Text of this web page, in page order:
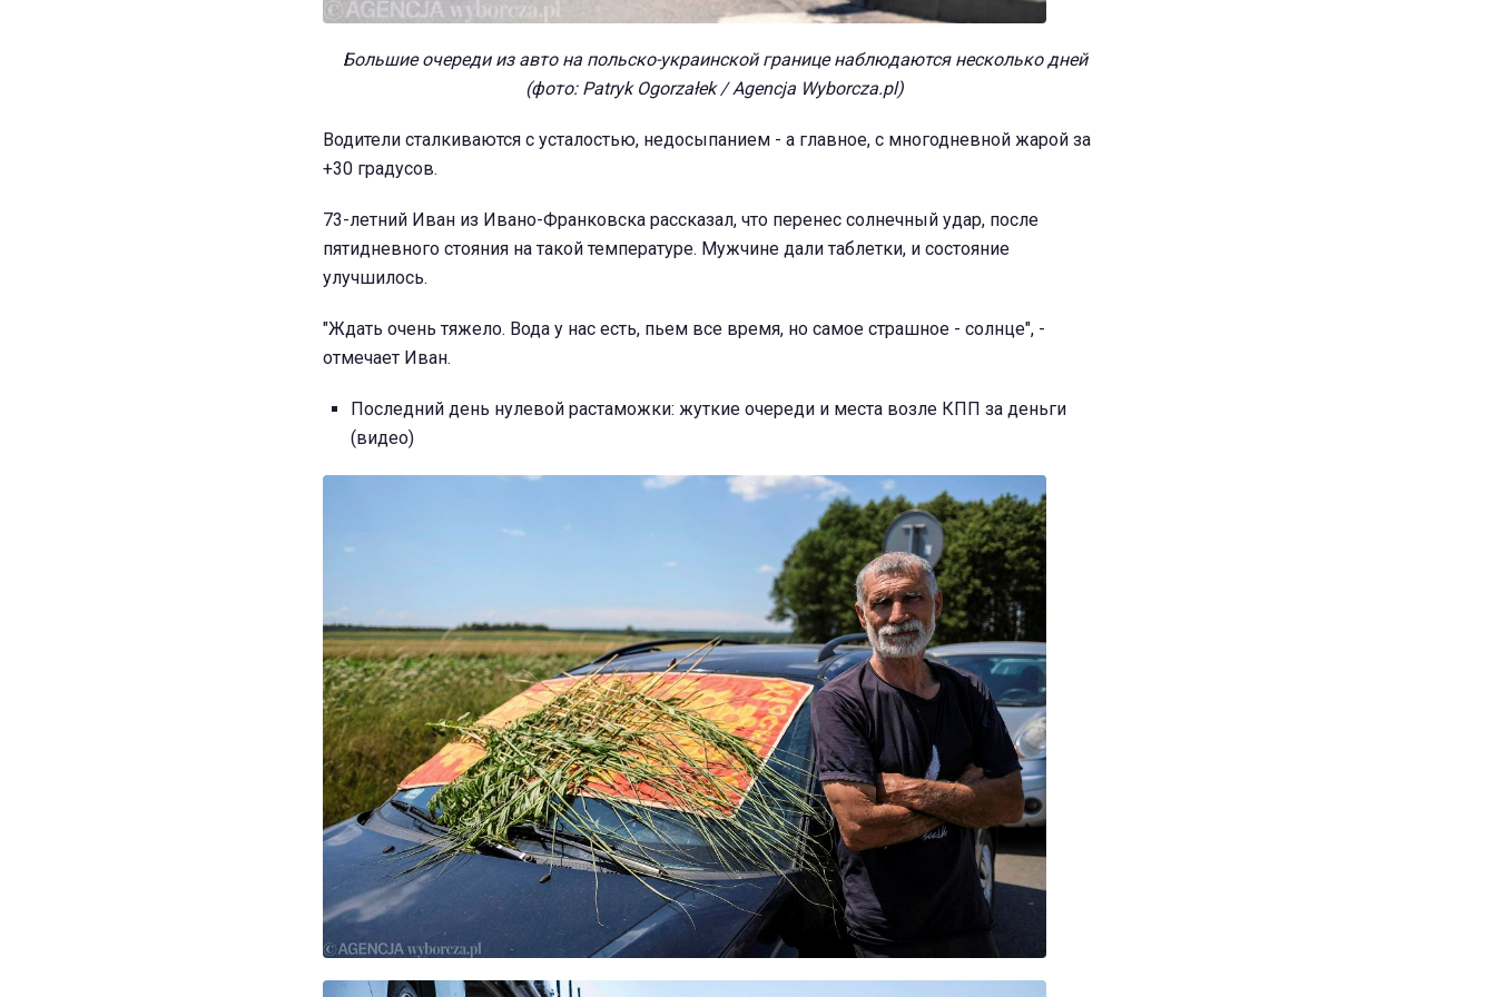
Большие очереди из авто на польско-украинской границе наблюдаются несколько дней
(фото: Patryk Ogorzałek / Agencja Wyborcza.pl)
Водители сталкиваются с усталостью, недосыпанием - а главное, с многодневной жарой за
+30 градусов.
73-летний Иван из Ивано-Франковска рассказал, что перенес солнечный удар, после
пятидневного стояния на такой температуре. Мужчине дали таблетки, и состояние
улучшилось.
"Ждать очень тяжело. Вода у нас есть, пьем все время, но самое страшное - солнце", -
отмечает Иван.
Последний день нулевой растаможки: жуткие очереди и места возле КПП за деньги
(видео)